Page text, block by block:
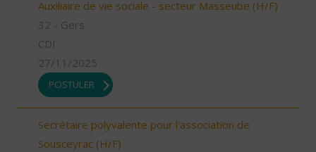
Auxiliaire de vie sociale - secteur Masseube (H/F)
32 - Gers
CDI
27/11/2025
POSTULER
Secrétaire polyvalente pour l'association de
Sousceyrac (H/F)